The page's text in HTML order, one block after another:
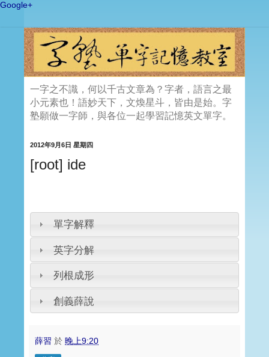
Google+
一字之不識，何以千古文章為？字者，語言之最
小元素也！語妙天下，文煥星斗，皆由是始。字
塾願做一字師，與各位一起學習記憶英文單字。
2012年9月6日 星期四
[root] ide
單字解釋
英字分解
列根成形
創義薛說
薛習 於 晚上9:20